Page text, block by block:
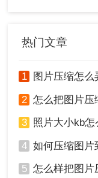
操作如下：
1、我们还可以
单中的“重新调
可以将像素水平
技巧。
热门文章
1 图片压缩怎么弄
2 怎么把图片压缩
3 照片大小kb怎
4 如何压缩图片
5 怎么样把图片压